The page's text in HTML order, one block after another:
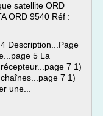
satellite ORD
ORD 9540 Réf :
Description...Page
5 La
7 1)
7 1)
une...